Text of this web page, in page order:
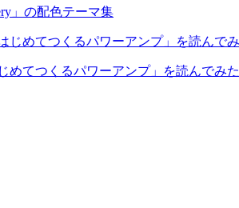
」の配色テーマ集
めてつくるパワーアンプ」を読んでみた